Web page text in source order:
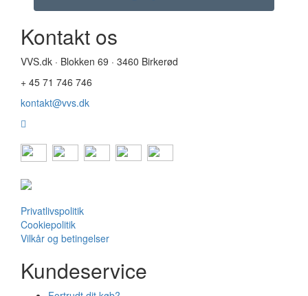
Kontakt os
VVS.dk · Blokken 69 · 3460 Birkerød
+ 45 71 746 746
kontakt@vvs.dk
Privatlivspolitik
Cookiepolitik
Vilkår og betingelser
Kundeservice